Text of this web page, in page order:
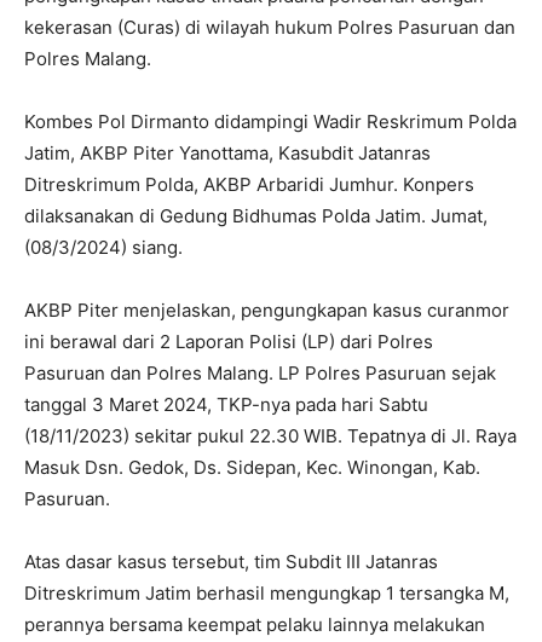
kekerasan (Curas) di wilayah hukum Polres Pasuruan dan
Polres Malang.
Kombes Pol Dirmanto didampingi Wadir Reskrimum Polda
Jatim, AKBP Piter Yanottama, Kasubdit Jatanras
Ditreskrimum Polda, AKBP Arbaridi Jumhur. Konpers
dilaksanakan di Gedung Bidhumas Polda Jatim. Jumat,
(08/3/2024) siang.
AKBP Piter menjelaskan, pengungkapan kasus curanmor
ini berawal dari 2 Laporan Polisi (LP) dari Polres
Pasuruan dan Polres Malang. LP Polres Pasuruan sejak
tanggal 3 Maret 2024, TKP-nya pada hari Sabtu
(18/11/2023) sekitar pukul 22.30 WIB. Tepatnya di Jl. Raya
Masuk Dsn. Gedok, Ds. Sidepan, Kec. Winongan, Kab.
Pasuruan.
Atas dasar kasus tersebut, tim Subdit III Jatanras
Ditreskrimum Jatim berhasil mengungkap 1 tersangka M,
perannya bersama keempat pelaku lainnya melakukan